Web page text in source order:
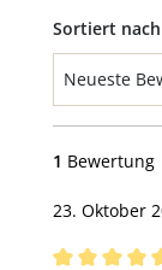
Sortiert nach
1 Bewertung
23. Oktober